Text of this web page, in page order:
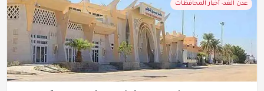
عدن الغد- أخبار المحافظات